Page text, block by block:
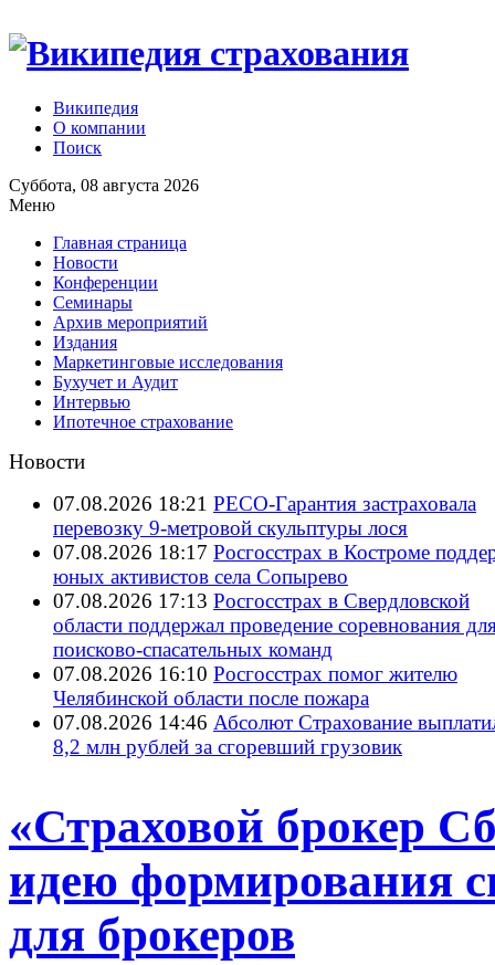
Википедия
О компании
Поиск
Суббота, 08 августа 2026
Меню
Главная страница
Новости
Конференции
Семинары
Архив мероприятий
Издания
Маркетинговые исследования
Бухучет и Аудит
Интервью
Ипотечное страхование
Новости
07.08.2026 18:21 РЕСО-Гарантия застраховала
перевозку 9-метровой скульптуры лося
07.08.2026 18:17 Росгосстрах в Костроме
юных активистов села Сопырево
07.08.2026 17:13 Росгосстрах в Свердловской
области поддержал проведение соревнования
поисково‑спасательных команд
07.08.2026 16:10 Росгосстрах помог жителю
Челябинской области после пожара
07.08.2026 14:46 Абсолют Страхование
8,2 млн рублей за сгоревший грузовик
«Страховой брокер
идею формирования
для брокеров